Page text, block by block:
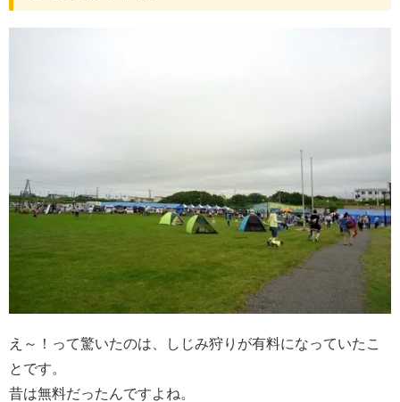
え～！って驚いたのは、しじみ狩りが有料になっていたこ
とです。
昔は無料だったんですよね。